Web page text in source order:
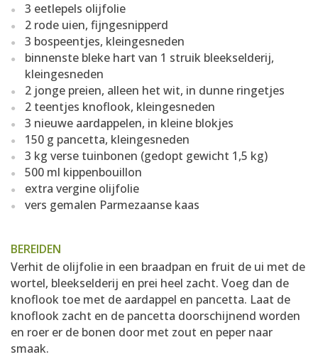
3 eetlepels olijfolie
2 rode uien, fijngesnipperd
3 bospeentjes, kleingesneden
binnenste bleke hart van 1 struik bleekselderij,
kleingesneden
2 jonge preien, alleen het wit, in dunne ringetjes
2 teentjes knoflook, kleingesneden
3 nieuwe aardappelen, in kleine blokjes
150 g pancetta, kleingesneden
3 kg verse tuinbonen (gedopt gewicht 1,5 kg)
500 ml kippenbouillon
extra vergine olijfolie
vers gemalen Parmezaanse kaas
BEREIDEN
Verhit de olijfolie in een braadpan en fruit de ui met de
wortel, bleekselderij en prei heel zacht. Voeg dan de
knoflook toe met de aardappel en pancetta. Laat de
knoflook zacht en de pancetta doorschijnend worden
en roer er de bonen door met zout en peper naar
smaak.